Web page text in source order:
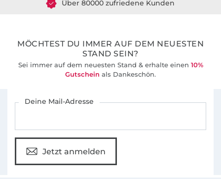
MÖCHTEST DU IMMER AUF DEM NEUESTEN
STAND SEIN?
Sei immer auf dem neuesten Stand & erhalte einen 10%
Gutschein als Dankeschön.
Deine Mail-Adresse
Jetzt anmelden